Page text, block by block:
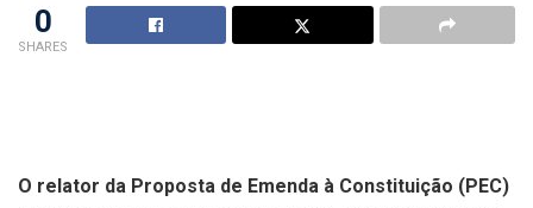
0
SHARES
O relator da Proposta de Emenda à Constituição (PEC)